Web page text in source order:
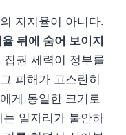
지지율이 아니다.
뒤에 숨어 보이지
집권 세력이 정부를
피해가 고스란히
게 동일한 크기로
일자리가 불안하